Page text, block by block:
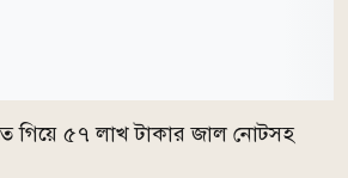
গিয়ে ৫৭ লাখ টাকার জাল নোটসহ